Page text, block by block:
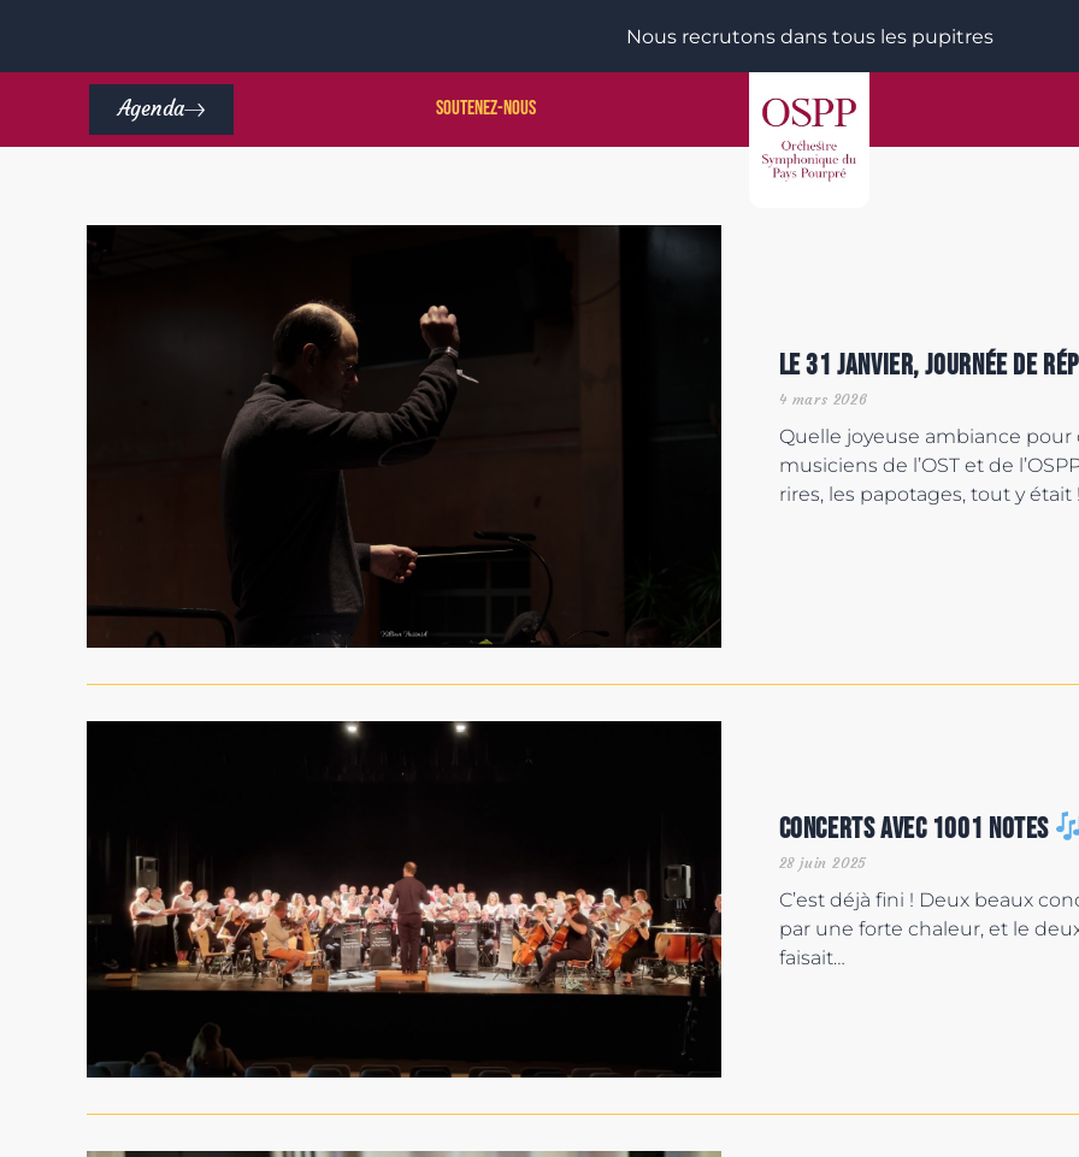
Agenda Soutenez-nous
Le 31 janvier, journée de
Quelle joyeuse ambiance
musiciens de l’OST et de
rires, les papotages, tout y était
4 mars 2026
Concerts avec 1001 Notes
C’est déjà fini ! Deux beaux
par une forte chaleur, et le
faisait…
28 juin 2025
Nous recrutons dans tous les pupitres